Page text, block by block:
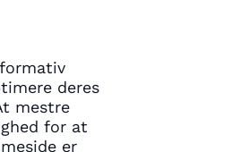
deres
mestre
for at
er